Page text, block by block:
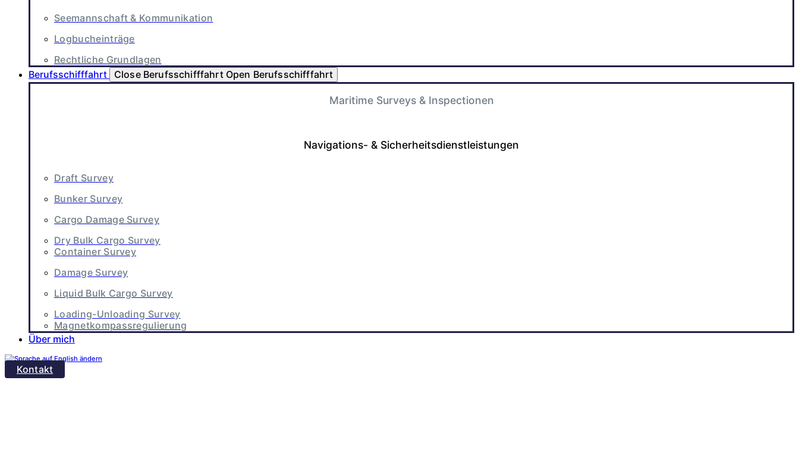
Seemannschaft & Kommunikation
Logbucheinträge
Rechtliche Grundlagen
Berufsschifffahrt
Close Berufsschifffahrt Open Berufsschifffahrt
Maritime Surveys & Inspectionen
Navigations- & Sicherheitsdienstleistungen
Draft Survey
Bunker Survey
Cargo Damage Survey
Dry Bulk Cargo Survey
Container Survey
Damage Survey
Liquid Bulk Cargo Survey
Loading-Unloading Survey
Magnetkompassregulierung
Über mich
Kontakt